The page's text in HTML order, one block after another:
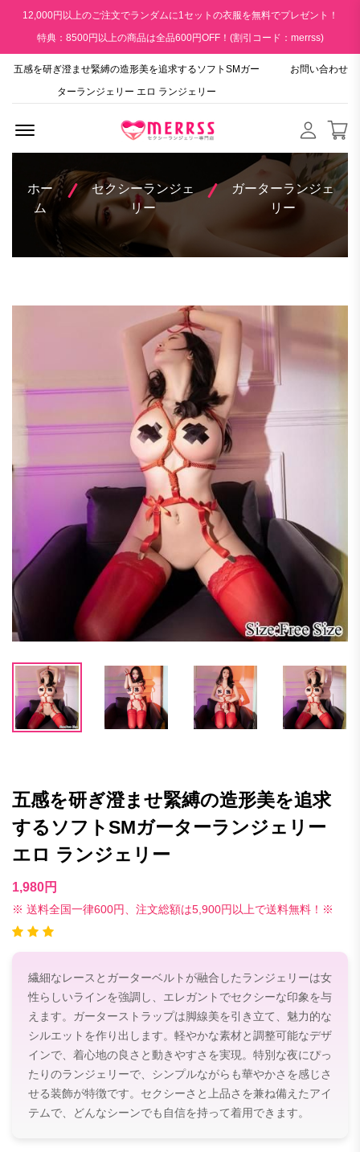
12,000円以上のご注文でランダムに1セットの衣服を無料でプレゼント！
特典：8500円以上の商品は全品600円OFF！(割引コード：merrss)
五感を研ぎ澄ませ緊縛の造形美を追求するソフトSMガー
ターランジェリー エロ ランジェリー
お問い合わせ
ホー
ム
セクシーランジェ
リー
ガーターランジェ
リー
五感を研ぎ澄ませ緊縛の造形美を追求
するソフトSMガーターランジェリー
エロ ランジェリー
1,980円
※ 送料全国一律600円、注文総額は5,900円以上で送料無料！※
繊細なレースとガーターベルトが融合したランジェリーは女
性らしいラインを強調し、エレガントでセクシーな印象を与
えます。ガーターストラップは脚線美を引き立て、魅力的な
シルエットを作り出します。軽やかな素材と調整可能なデザ
インで、着心地の良さと動きやすさを実現。特別な夜にぴっ
たりのランジェリーで、シンプルながらも華やかさを感じさ
せる装飾が特徴です。セクシーさと上品さを兼ね備えたアイ
テムで、どんなシーンでも自信を持って着用できます。